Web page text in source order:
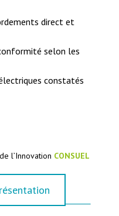
direct et
selon les
constatés
l’Innovation CONSUEL